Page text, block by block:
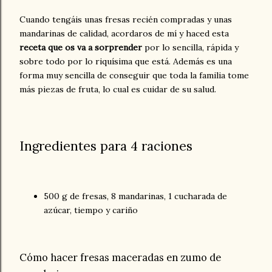
Cuando tengáis unas fresas recién compradas y unas
mandarinas de calidad, acordaros de mí y haced esta
receta que os va a sorprender por lo sencilla, rápida y
sobre todo por lo riquísima que está. Además es una
forma muy sencilla de conseguir que toda la familia tome
más piezas de fruta, lo cual es cuidar de su salud.
Ingredientes para 4 raciones
500 g de fresas, 8 mandarinas, 1 cucharada de
azúcar, tiempo y cariño
Cómo hacer fresas maceradas en zumo de